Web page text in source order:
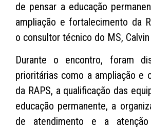
de pensar a educação
ampliação e fortalecimento da
o consultor técnico do MS,
Durante o encontro, foram
prioritárias como a ampliação e
da RAPS, a qualificação das
educação permanente, a
de atendimento e a